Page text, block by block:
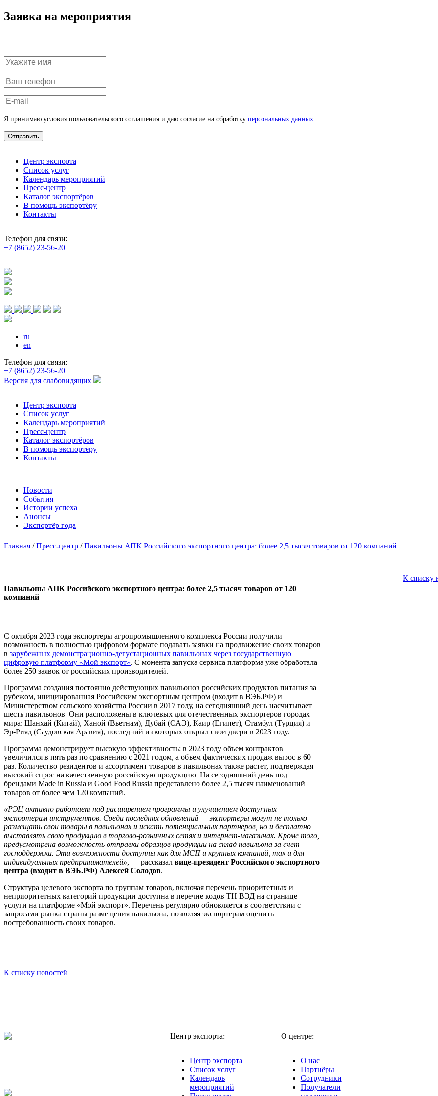
Заявка на мероприятия
Я принимаю условия пользовательского соглашения и даю согласие на обработку персональных данных
Отправить
Центр экспорта
Список услуг
Календарь мероприятий
Пресс-центр
Каталог экспортёров
В помощь экспортёру
Контакты
Телефон для связи:
+7 (8652) 23-56-20
ru
en
Телефон для связи:
+7 (8652) 23-56-20
Версия для слабовидящих
Центр экспорта
Список услуг
Календарь мероприятий
Пресс-центр
Каталог экспортёров
В помощь экспортёру
Контакты
Новости
События
Истории успеха
Анонсы
Экспортёр года
Главная /Пресс-центр /Павильоны АПК Российского экспортного центра: более 2,5 тысяч товаров от 120 компаний
Павильоны АПК Российского экспортного центра: более 2,5 тысяч товаров от 120
компаний
С октября 2023 года экспортеры агропромышленного комплекса России получили
возможность в полностью цифровом формате подавать заявки на продвижение своих товаров
в зарубежных демонстрационно-дегустационных павильонах через государственную
цифровую платформу «Мой экспорт». С момента запуска сервиса платформа уже обработала
более 250 заявок от российских производителей.
Программа создания постоянно действующих павильонов российских продуктов питания за
рубежом, инициированная Российским экспортным центром (входит в ВЭБ.РФ) и
Министерством сельского хозяйства России в 2017 году, на сегодняшний день насчитывает
шесть павильонов. Они расположены в ключевых для отечественных экспортеров городах
мира: Шанхай (Китай), Ханой (Вьетнам), Дубай (ОАЭ), Каир (Египет), Стамбул (Турция) и
Эр-Рияд (Саудовская Аравия), последний из которых открыл свои двери в 2023 году.
Программа демонстрирует высокую эффективность: в 2023 году объем контрактов
увеличился в пять раз по сравнению с 2021 годом, а объем фактических продаж вырос в 60
раз. Количество резидентов и ассортимент товаров в павильонах также растет, подтверждая
высокий спрос на качественную российскую продукцию. На сегодняшний день под
брендами Made in Russia и Good Food Russia представлено более 2,5 тысяч наименований
товаров от более чем 120 компаний.
«РЭЦ активно работает над расширением программы и улучшением доступных
экспортерам инструментов. Среди последних обновлений —экспортеры могут не только
размещать свои товары в павильонах и искать потенциальных партнеров, но и бесплатно
выставлять свою продукцию в торгово-розничных сетях и интернет-магазинах. Кроме того,
предусмотрена возможность отправки образцов продукции на склад павильона за счет
господдержки. Эти возможности доступны как для МСП и крупных компаний, так и для
индивидуальных предпринимателей», — рассказал вице-президент Российского экспортного
центра (входит в ВЭБ.РФ) Алексей Солодов.
Структура целевого экспорта по группам товаров, включая перечень приоритетных и
неприоритетных категорий продукции доступна в перечне кодов ТН ВЭД на странице
услуги на платформе «Мой экспорт». Перечень регулярно обновляется в соответствии с
запросами рынка страны размещения павильона, позволяя экспортерам оценить
востребованность своих товаров.
К списку новостей
К списку
Центр экспорта:
Центр экспорта
Список услуг
Календарь
мероприятий
О центре:
О нас
Партнёры
Сотрудники
Получатели